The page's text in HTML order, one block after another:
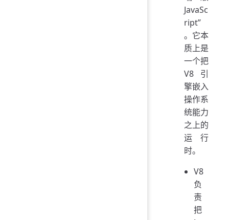
JavaSc
ript”
。它本
质上是
一个把
V8 引
擎嵌入
操作系
统能力
之上的
运行
时。
V8
负
责
把